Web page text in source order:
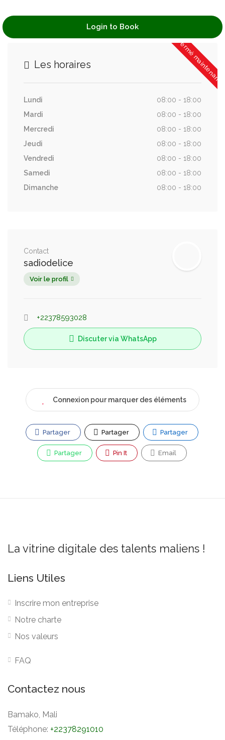
Login to Book
Fermé maintenant
Les horaires
Lundi
08:00 - 18:00
Mardi
08:00 - 18:00
Mercredi
08:00 - 18:00
Jeudi
08:00 - 18:00
Vendredi
08:00 - 18:00
Samedi
08:00 - 18:00
Dimanche
08:00 - 18:00
Contact
sadiodelice
Voir le profil
+22378593028
Discuter via WhatsApp
Connexion pour marquer des éléments
Partager Partager Partager
Partager Pin It Email
La vitrine digitale des talents maliens !
Liens Utiles
Inscrire mon entreprise
Notre charte
Nos valeurs
FAQ
Contactez nous
Bamako, Mali
Téléphone: +22378291010